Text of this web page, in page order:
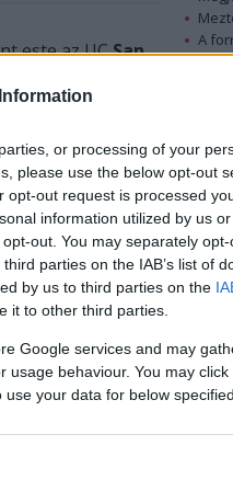
or processing of your
please use the below opt-out
opt-out request is processed
information utilized by us
out. You may separately
parties on the IAB’s list of
by us to third parties on the
it to other third parties.
Google services and may
usage behaviour. You may
your data for below
este az UCSan
MTI-hez eljuttatott
a-színházban"
alkalmaz, a
egészen a
még a bemutató
ahol a
programját
szereplőit
ki,
A
A